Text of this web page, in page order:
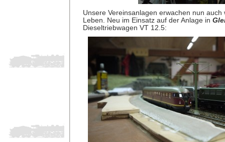
Unsere Vereinsanlagen erwachen nun auch
Leben. Neu im Einsatz auf der Anlage in
Dieseltriebwagen VT 12.5: